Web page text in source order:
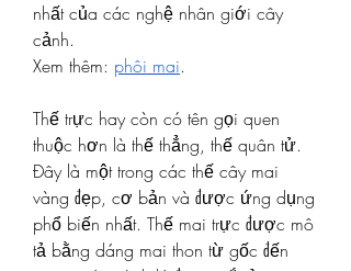
nhất của các nghệ nhân giới cây
cảnh.
Xem thêm: phôi mai.
Thế trực hay còn có tên gọi quen
thuộc hơn là thế thẳng, thế quân tử.
Đây là một trong các thế cây mai
vàng đẹp, cơ bản và được ứng dụng
phổ biến nhất. Thế mai trực được mô
tả bằng dáng mai thon từ gốc đến